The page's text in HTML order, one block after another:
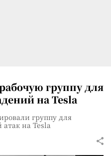
группу для
на Tesla
группу для
на Tesla